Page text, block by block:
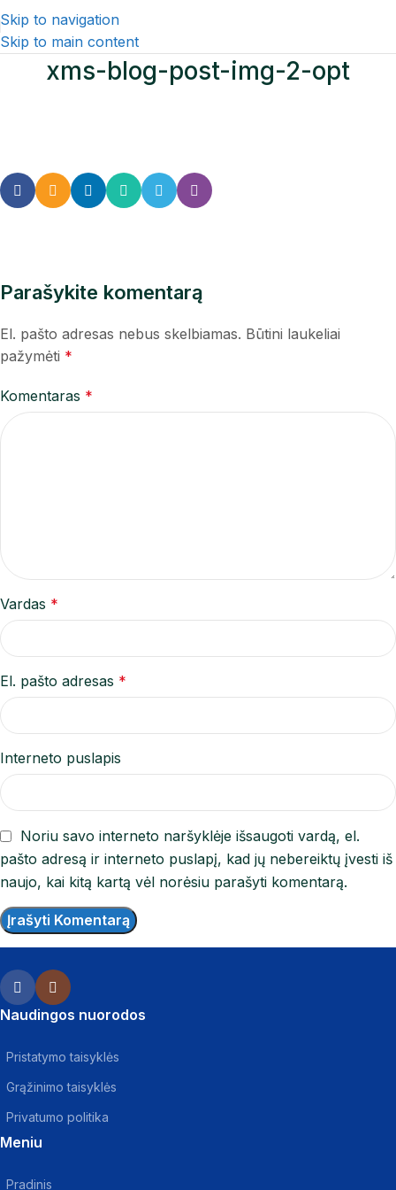
Skip to navigation
Skip to main content
xms-blog-post-img-2-opt
Parašykite komentarą
El. pašto adresas nebus skelbiamas. Būtini laukeliai
pažymėti *
Komentaras *
Vardas *
El. pašto adresas *
Interneto puslapis
Noriu savo interneto naršyklėje išsaugoti vardą, el.
pašto adresą ir interneto puslapį, kad jų nebereiktų įvesti iš
naujo, kai kitą kartą vėl norėsiu parašyti komentarą.
Naudingos nuorodos
Pristatymo taisyklės
Grąžinimo taisyklės
Privatumo politika
Meniu
Pradinis